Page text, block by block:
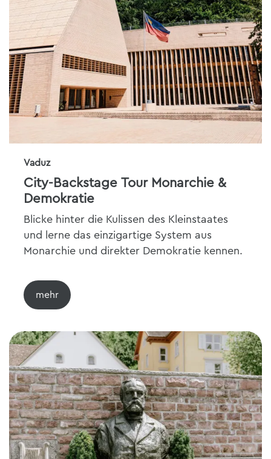
Vaduz
City-Backstage Tour Monarchie &
Demokratie
Blicke hinter die Kulissen des Kleinstaates
und lerne das einzigartige System aus
Monarchie und direkter Demokratie kennen.